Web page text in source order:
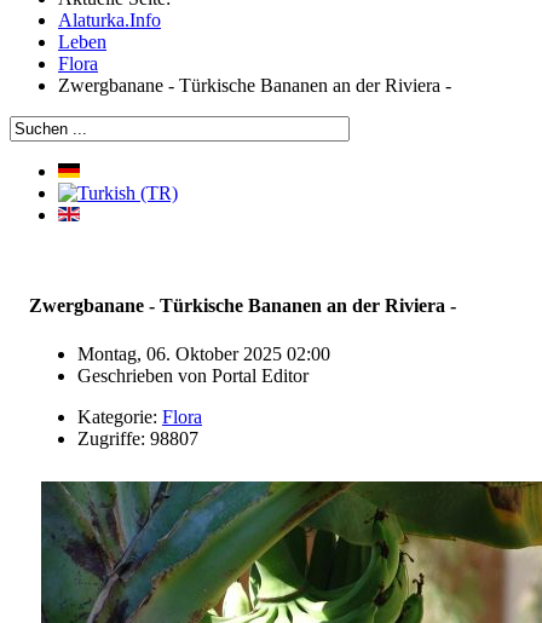
Alaturka.Info
Leben
Flora
Zwergbanane - Türkische Bananen an der Riviera -
Zwergbanane - Türkische Bananen an der Riviera -
Montag, 06. Oktober 2025 02:00
Geschrieben von Portal Editor
Kategorie: Flora
Zugriffe: 98807